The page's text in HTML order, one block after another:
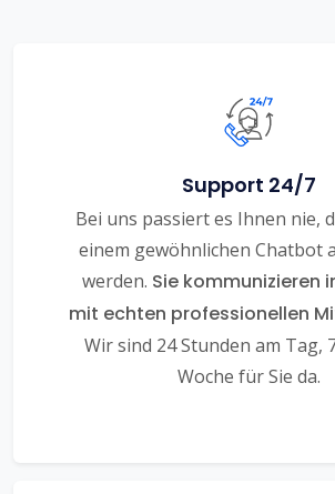
Support 24/7
Bei uns passiert es Ihnen nie,
einem gewöhnlichen Chatbot
werden. Sie kommunizieren
mit echten professionellen
Wir sind 24 Stunden am Tag,
Woche für Sie da.